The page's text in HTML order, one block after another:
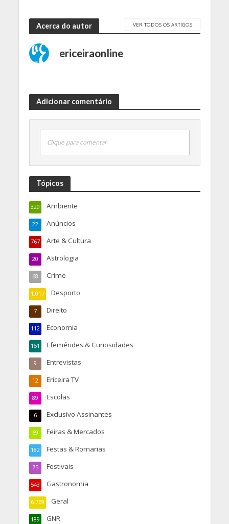
Acerca do autor VER TODOS OS ARTIGOS
ericeiraonline
Adicionar comentário
Clique para comentar
Tópicos
Ambiente
329
Anúncios
22
Arte & Cultura
767
Astrologia
20
Crime
68
Desporto
1.017
Direito
7
Economia
112
Efemérides & Curiosidades
151
Entrevistas
9
Ericeira TV
12
Escolas
89
Exclusivo Assinantes
6
Feiras & Mercados
69
Festas & Romarias
182
Festivais
75
Gastronomia
543
Geral
6.769
GNR
189